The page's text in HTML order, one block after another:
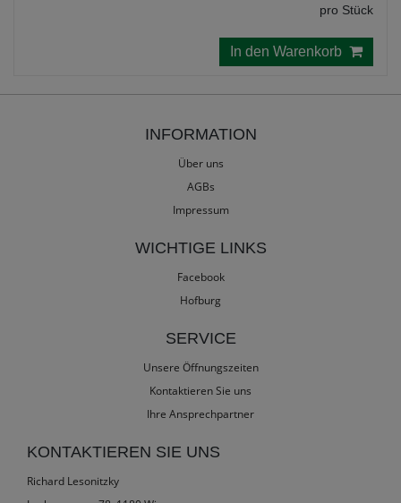
pro Stück
In den Warenkorb
INFORMATION
Über uns
AGBs
Impressum
WICHTIGE LINKS
Facebook
Hofburg
SERVICE
Unsere Öffnungszeiten
Kontaktieren Sie uns
Ihre Ansprechpartner
KONTAKTIEREN SIE UNS
Richard Lesonitzky